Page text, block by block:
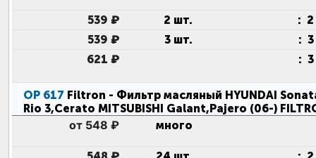
539 ₽ 2 шт. :
539 ₽
3 шт. :
621 ₽
:
OP 617 Filtron - Фильтр масляный HYUNDAI
Rio 3,Cerato MITSUBISHI Galant,Pajero (06-)
от 548 ₽ много